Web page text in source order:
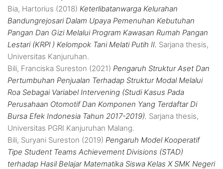
Bia, Hartorius (2018) Keterlibatanwarga Kelurahan
Bandungrejosari Dalam Upaya Pemenuhan Kebutuhan
Pangan Dan Gizi Melalui Program Kawasan Rumah Pangan
Lestari (KRPl ) Kelompok Tani Melati Putih II. Sarjana thesis,
Universitas Kanjuruhan.
Bili, Franciska Sureston (2021) Pengaruh Struktur Aset Dan
Pertumbuhan Penjualan Terhadap Struktur Modal Melalui
Roa Sebagai Variabel Intervening (Studi Kasus Pada
Perusahaan Otomotif Dan Komponen Yang Terdaftar Di
Bursa Efek Indonesia Tahun 2017-2019). Sarjana thesis,
Universitas PGRI Kanjuruhan Malang.
Bili, Suryani Sureston (2019) Pengaruh Model Kooperatif
Tipe Student Teams Achievement Divisions (STAD)
terhadap Hasil Belajar Matematika Siswa Kelas X SMK Negeri